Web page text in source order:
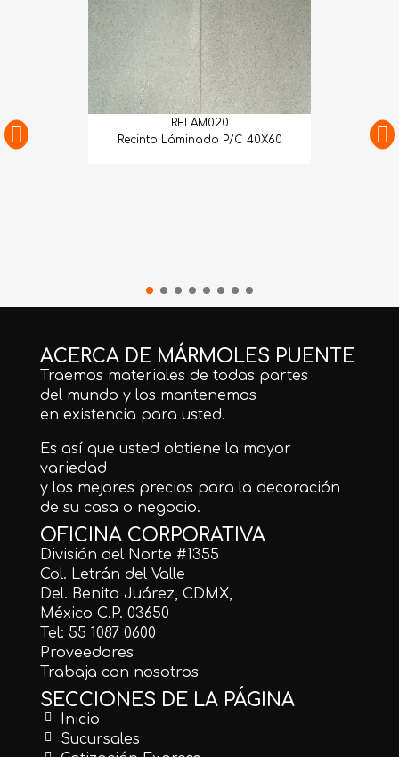
RELAM020
Recinto Láminado P/C 40X60
ACERCA DE MÁRMOLES PUENTE
Traemos materiales de todas partes
del mundo y los mantenemos
en existencia para usted.
Es así que usted obtiene la mayor
variedad
y los mejores precios para la decoración
de su casa o negocio.
OFICINA CORPORATIVA
División del Norte #1355
Col. Letrán del Valle
Del. Benito Juárez, CDMX,
México C.P. 03650
Tel: 55 1087 0600
Proveedores
Trabaja con nosotros
SECCIONES DE LA PÁGINA
Inicio
Sucursales